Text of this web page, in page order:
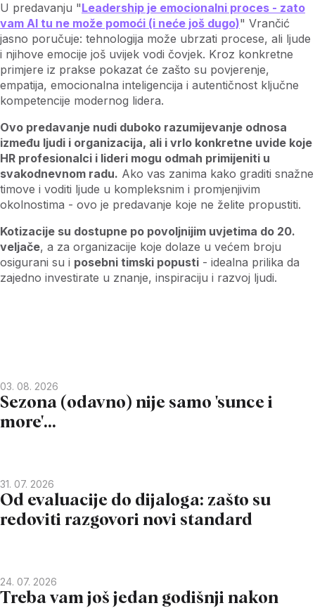
U predavanju "Leadership je emocionalni proces - zato
vam AI tu ne može pomoći (i neće još dugo)" Vrančić
jasno poručuje: tehnologija može ubrzati procese, ali ljude
i njihove emocije još uvijek vodi čovjek. Kroz konkretne
primjere iz prakse pokazat će zašto su povjerenje,
empatija, emocionalna inteligencija i autentičnost ključne
kompetencije modernog lidera.
Ovo predavanje nudi duboko razumijevanje odnosa
između ljudi i organizacija, ali i vrlo konkretne uvide koje
HR profesionalci i lideri mogu odmah primijeniti u
svakodnevnom radu. Ako vas zanima kako graditi snažne
timove i voditi ljude u kompleksnim i promjenjivim
okolnostima - ovo je predavanje koje ne želite propustiti.
Kotizacije su dostupne po povoljnijim uvjetima do 20.
veljače, a za organizacije koje dolaze u većem broju
osigurani su i posebni timski popusti - idealna prilika da
zajedno investirate u znanje, inspiraciju i razvoj ljudi.
03. 08. 2026
Sezona (odavno) nije samo 'sunce i
more'...
31. 07. 2026
Od evaluacije do dijaloga: zašto su
redoviti razgovori novi standard
24. 07. 2026
Treba vam još jedan godišnji nakon